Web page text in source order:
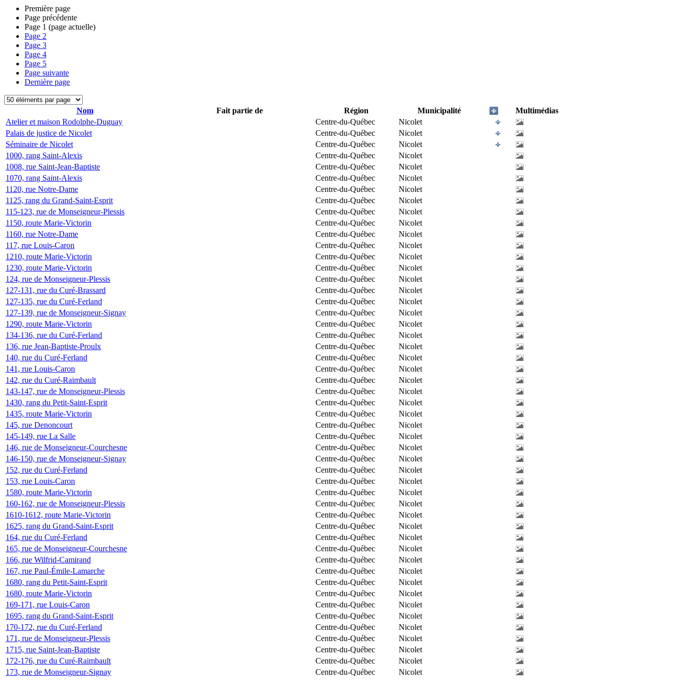
Première page
Page précédente
Page 1 (page actuelle)
Page 2
Page 3
Page 4
Page 5
Page suivante
Dernière page
Nom Fait partie de Région Municipalité
Multimédias
Atelier et maison Rodolphe-Duguay
Centre-du-Québec
Nicolet
Palais de justice de Nicolet
Centre-du-Québec
Nicolet
Séminaire de Nicolet
Centre-du-Québec
Nicolet
1000, rang Saint-Alexis
Centre-du-Québec
Nicolet
1008, rue Saint-Jean-Baptiste
Centre-du-Québec
Nicolet
1070, rang Saint-Alexis
Centre-du-Québec
Nicolet
1120, rue Notre-Dame
Centre-du-Québec
Nicolet
1125, rang du Grand-Saint-Esprit
Centre-du-Québec
Nicolet
115-123, rue de Monseigneur-Plessis
Centre-du-Québec
Nicolet
1150, route Marie-Victorin
Centre-du-Québec
Nicolet
1160, rue Notre-Dame
Centre-du-Québec
Nicolet
117, rue Louis-Caron
Centre-du-Québec
Nicolet
1210, route Marie-Victorin
Centre-du-Québec
Nicolet
1230, route Marie-Victorin
Centre-du-Québec
Nicolet
124, rue de Monseigneur-Plessis
Centre-du-Québec
Nicolet
127-131, rue du Curé-Brassard
Centre-du-Québec
Nicolet
127-135, rue du Curé-Ferland
Centre-du-Québec
Nicolet
127-139, rue de Monseigneur-Signay
Centre-du-Québec
Nicolet
1290, route Marie-Victorin
Centre-du-Québec
Nicolet
134-136, rue du Curé-Ferland
Centre-du-Québec
Nicolet
136, rue Jean-Baptiste-Proulx
Centre-du-Québec
Nicolet
140, rue du Curé-Ferland
Centre-du-Québec
Nicolet
141, rue Louis-Caron
Centre-du-Québec
Nicolet
142, rue du Curé-Raimbault
Centre-du-Québec
Nicolet
143-147, rue de Monseigneur-Plessis
Centre-du-Québec
Nicolet
1430, rang du Petit-Saint-Esprit
Centre-du-Québec
Nicolet
1435, route Marie-Victorin
Centre-du-Québec
Nicolet
145, rue Denoncourt
Centre-du-Québec
Nicolet
145-149, rue La Salle
Centre-du-Québec
Nicolet
146, rue de Monseigneur-Courchesne
Centre-du-Québec
Nicolet
146-150, rue de Monseigneur-Signay
Centre-du-Québec
Nicolet
152, rue du Curé-Ferland
Centre-du-Québec
Nicolet
153, rue Louis-Caron
Centre-du-Québec
Nicolet
1580, route Marie-Victorin
Centre-du-Québec
Nicolet
160-162, rue de Monseigneur-Plessis
Centre-du-Québec
Nicolet
1610-1612, route Marie-Victorin
Centre-du-Québec
Nicolet
1625, rang du Grand-Saint-Esprit
Centre-du-Québec
Nicolet
164, rue du Curé-Ferland
Centre-du-Québec
Nicolet
165, rue de Monseigneur-Courchesne
Centre-du-Québec
Nicolet
166, rue Wilfrid-Camirand
Centre-du-Québec
Nicolet
167, rue Paul-Émile-Lamarche
Centre-du-Québec
Nicolet
1680, rang du Petit-Saint-Esprit
Centre-du-Québec
Nicolet
1680, route Marie-Victorin
Centre-du-Québec
Nicolet
169-171, rue Louis-Caron
Centre-du-Québec
Nicolet
1695, rang du Grand-Saint-Esprit
Centre-du-Québec
Nicolet
170-172, rue du Curé-Ferland
Centre-du-Québec
Nicolet
171, rue de Monseigneur-Plessis
Centre-du-Québec
Nicolet
1715, rue Saint-Jean-Baptiste
Centre-du-Québec
Nicolet
172-176, rue du Curé-Raimbault
Centre-du-Québec
Nicolet
173, rue de Monseigneur-Signay
Centre-du-Québec Nicolet